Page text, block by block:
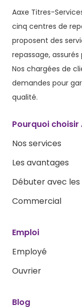
Aaxe Titres-
cinq centres de
proposent des
repassage,
Nos chargées de
demandes pour
qualité.
Pourquoi choisir
Nos services
Les avantages
Débuter avec
Commercial
Emploi
Employé
Ouvrier
Blog